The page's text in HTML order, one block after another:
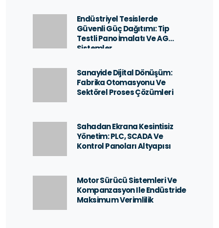
Endüstriyel Tesislerde
Güvenli Güç Dağıtımı: Tip
Testli Pano İmalatı Ve AG
Sistemler
Sanayide Dijital Dönüşüm:
Fabrika Otomasyonu Ve
Sektörel Proses Çözümleri
Sahadan Ekrana Kesintisiz
Yönetim: PLC, SCADA Ve
Kontrol Panoları Altyapısı
Motor Sürücü Sistemleri Ve
Kompanzasyon Ile Endüstride
Maksimum Verimlilik